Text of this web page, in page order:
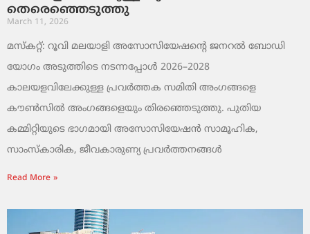
തെരെഞ്ഞെടുത്തു
March 11, 2026
മസ്കറ്റ്: റൂവി മലയാളി അസോസിയേഷന്റെ ജനറൽ ബോഡി
യോഗം അടുത്തിടെ നടന്നപ്പോൾ 2026–2028
കാലയളവിലേക്കുള്ള പ്രവർത്തക സമിതി അംഗങ്ങളെ
കൗൺസിൽ അംഗങ്ങളെയും തിരഞ്ഞെടുത്തു. പുതിയ
കമ്മിറ്റിയുടെ ഭാഗമായി അസോസിയേഷൻ സാമൂഹിക,
സാംസ്‌കാരിക, ജീവകാരുണ്യ പ്രവർത്തനങ്ങൾ
Read More »